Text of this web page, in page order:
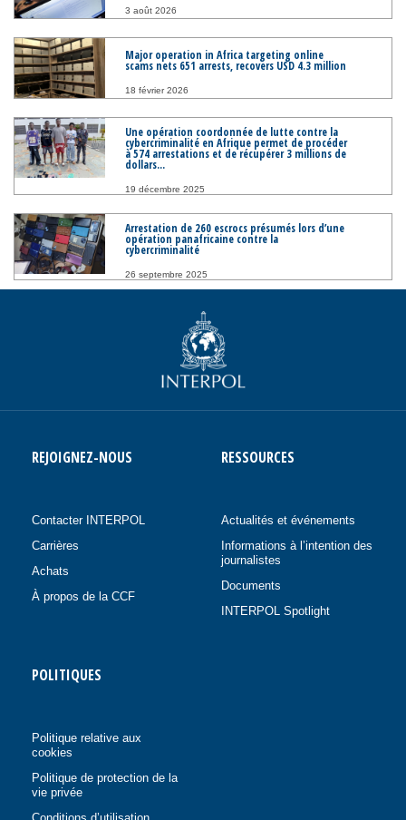
3 août 2026
Major operation in Africa targeting online
scams nets 651 arrests, recovers USD 4.3 million
18 février 2026
Une opération coordonnée de lutte contre la
cybercriminalité en Afrique permet de procéder
à 574 arrestations et de récupérer 3 millions de
dollars...
19 décembre 2025
Arrestation de 260 escrocs présumés lors d’une
opération panafricaine contre la
cybercriminalité
26 septembre 2025
REJOIGNEZ-NOUS
Contacter INTERPOL
Carrières
Achats
À propos de la CCF
RESSOURCES
Actualités et événements
Informations à l’intention des
journalistes
Documents
INTERPOL Spotlight
POLITIQUES
Politique relative aux
cookies
Politique de protection de la
vie privée